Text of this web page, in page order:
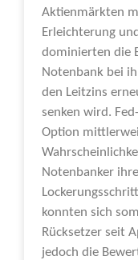
Aktienmärkten
Erleichterung
dominierten die
Notenbank bei
den Leitzins
senken wird.
Option
Notenbanker
konnten sich
Rücksetzer seit
jedoch die